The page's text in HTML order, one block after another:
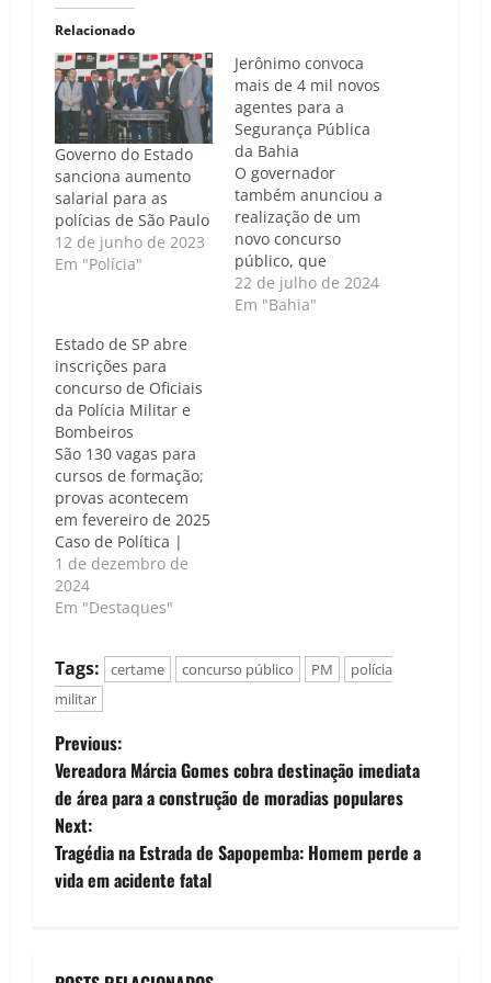
Relacionado
Governo do Estado
sanciona aumento
salarial para as
polícias de São Paulo
12 de junho de 2023
Em "Polícia"
Jerônimo convoca
mais de 4 mil novos
agentes para a
Segurança Pública
da Bahia
O governador
também anunciou a
realização de um
novo concurso
público, que
ocorrerá nos
próximos meses
22 de julho de 2024
Em "Bahia"
Estado de SP abre
inscrições para
concurso de Oficiais
da Polícia Militar e
Bombeiros
São 130 vagas para
cursos de formação;
provas acontecem
em fevereiro de 2025
Caso de Política |
Luís Carlos Nunes -
O Governo do Estado
publicou nesta sexta-
Oficial, os editais do
concurso público
para os Cursos de
Formação de Oficiais
(CFO) da Polícia
Militar e do…
1 de dezembro de
2024
Em "Destaques"
Tags: certame concurso público PM
polícia
militar
P
o
s
t
Previous:
Vereadora Márcia Gomes cobra destinação imediata
de área para a construção de moradias populares
Next:
Tragédia na Estrada de Sapopemba: Homem perde a
vida em acidente fatal